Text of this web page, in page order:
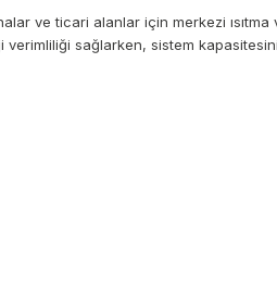
ve ticari alanlar için merkezi
sağlarken, sistem